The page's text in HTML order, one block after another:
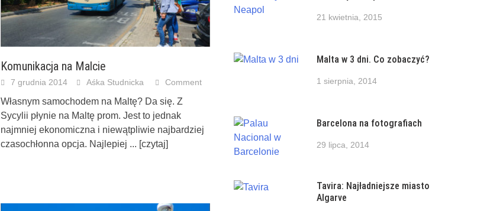
Komunikacja na Malcie
7 grudnia 2014 Aśka Studnicka Comment
Własnym samochodem na Maltę? Da się. Z
Sycylii płynie na Maltę prom. Jest to jednak
najmniej ekonomiczna i niewątpliwie najbardziej
czasochłonna opcja. Najlepiej ... [czytaj]
21 kwietnia, 2015
Malta w 3 dni. Co zobaczyć?
1 sierpnia, 2014
Barcelona na fotografiach
29 lipca, 2014
Tavira: Najładniejsze miasto
Algarve